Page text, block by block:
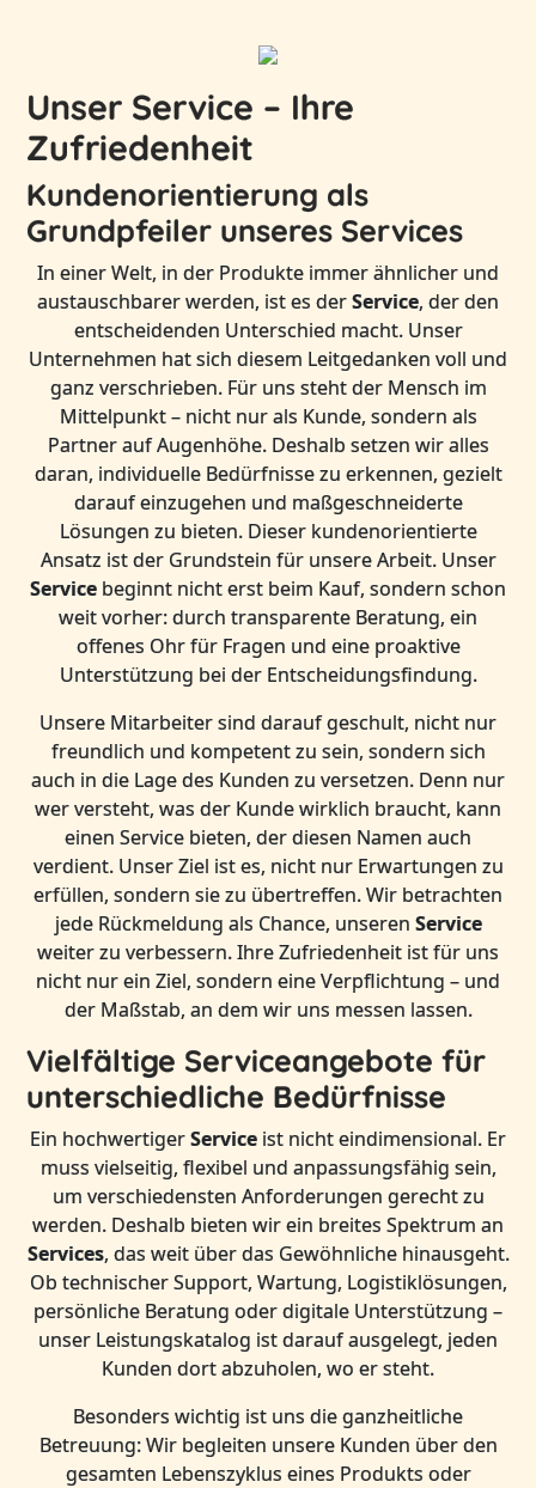
Unser Service – Ihre
Zufriedenheit
Kundenorientierung als
Grundpfeiler unseres Services
In einer Welt, in der Produkte immer ähnlicher und
austauschbarer werden, ist es derService, der den
entscheidenden Unterschied macht. Unser
Unternehmen hat sich diesem Leitgedanken voll und
ganz verschrieben. Für uns steht der Mensch im
Mittelpunkt – nicht nur als Kunde, sondern als
Partner auf Augenhöhe. Deshalb setzen wir alles
daran, individuelle Bedürfnisse zu erkennen, gezielt
darauf einzugehen und maßgeschneiderte
Lösungen zu bieten. Dieser kundenorientierte
Ansatz ist der Grundstein für unsere Arbeit. Unser
Service beginnt nicht erst beim Kauf, sondern schon
weit vorher: durch transparente Beratung, ein
offenes Ohr für Fragen und eine proaktive
Unterstützung bei der Entscheidungsfindung.
Unsere Mitarbeiter sind darauf geschult, nicht nur
freundlich und kompetent zu sein, sondern sich
auch in die Lage des Kunden zu versetzen. Denn nur
wer versteht, was der Kunde wirklich braucht, kann
einen Service bieten, der diesen Namen auch
verdient. Unser Ziel ist es, nicht nur Erwartungen zu
erfüllen, sondern sie zu übertreffen. Wir betrachten
jede Rückmeldung als Chance, unseren Service
weiter zu verbessern. Ihre Zufriedenheit ist für uns
nicht nur ein Ziel, sondern eine Verpflichtung – und
der Maßstab, an dem wir uns messen lassen.
Vielfältige Serviceangebote für
unterschiedliche Bedürfnisse
Ein hochwertigerService ist nicht eindimensional. Er
muss vielseitig, flexibel und anpassungsfähig sein,
um verschiedensten Anforderungen gerecht zu
werden. Deshalb bieten wir ein breites Spektrum an
Services, das weit über das Gewöhnliche hinausgeht.
Ob technischer Support, Wartung, Logistiklösungen,
persönliche Beratung oder digitale Unterstützung –
unser Leistungskatalog ist darauf ausgelegt, jeden
Kunden dort abzuholen, wo er steht.
Besonders wichtig ist uns die ganzheitliche
Betreuung: Wir begleiten unsere Kunden über den
gesamten Lebenszyklus eines Produkts oder